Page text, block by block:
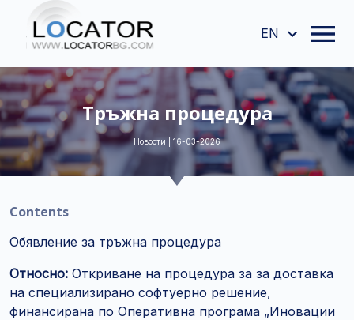
EN
Тръжна процедура
Новости | 16-03-2026
Contents
Обявление за тръжна процедура
Относно: Откриване на процедура за за доставка
на специализирано софтуерно решение,
финансирана по Оперативна програма „Иновации